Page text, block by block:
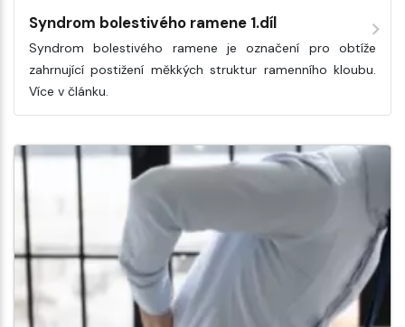
Syndrom bolestivého ramene 1.díl
Syndrom bolestivého ramene je označení pro obtíže
zahrnující postižení měkkých struktur ramenního kloubu.
Více v článku.